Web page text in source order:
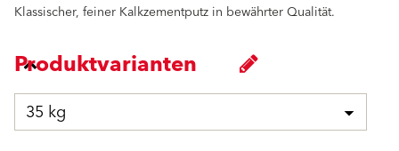
Klassischer, feiner Kalkzementputz in bewährter Qualität.
Produktvarianten
35 kg